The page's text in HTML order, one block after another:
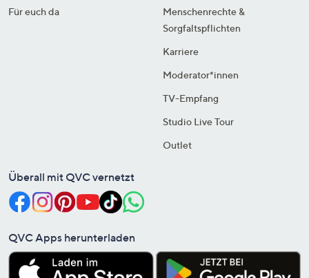
Für euch da
Menschenrechte &
Sorgfaltspflichten
Karriere
Moderator*innen
TV-Empfang
Studio Live Tour
Outlet
Überall mit QVC vernetzt
QVC Apps herunterladen